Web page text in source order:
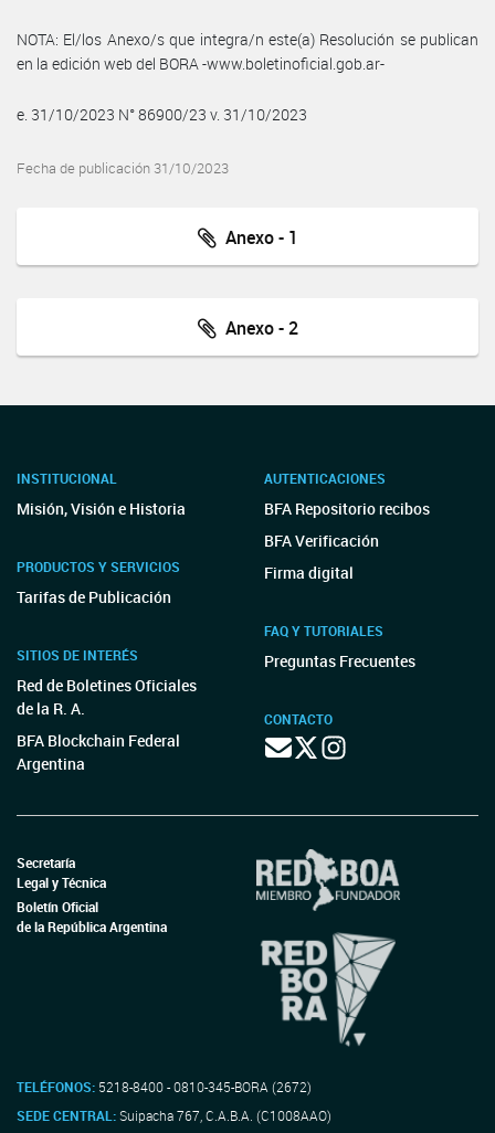
NOTA: El/los Anexo/s que integra/n este(a) Resolución se publican
en la edición web del BORA -www.boletinoficial.gob.ar-
e. 31/10/2023 N° 86900/23 v. 31/10/2023
Fecha de publicación 31/10/2023
Anexo - 1
Anexo - 2
INSTITUCIONAL
Misión, Visión e Historia
PRODUCTOS Y SERVICIOS
Tarifas de Publicación
SITIOS DE INTERÉS
Red de Boletines Oficiales
de la R. A.
BFA Blockchain Federal
Argentina
AUTENTICACIONES
BFA Repositorio recibos
BFA Verificación
Firma digital
FAQ Y TUTORIALES
Preguntas Frecuentes
CONTACTO
Secretaría
Legal y Técnica
Boletín Oficial
de la República Argentina
TELÉFONOS: 5218-8400 - 0810-345-BORA (2672)
SEDE CENTRAL:Suipacha 767, C.A.B.A. (C1008AAO)